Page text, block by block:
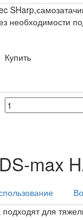
необходимости
Купить
Купить
max
для